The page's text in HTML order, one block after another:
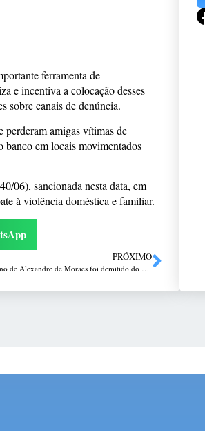
ferramenta de
e incentiva a colocação desses
sobre canais de denúncia.
amigas vítimas de
em locais movimentados
06), sancionada nesta data, em
à violência doméstica e familiar.
PRÓXIMO
Fotógrafo que flagrou gesto obsceno de Alexandre de Moraes foi demitido do Estadão